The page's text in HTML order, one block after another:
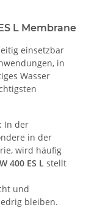
L Membrane
einsetzbar
in
Wasser
: In der
in der
wird häufig
400 ES L stellt
und
bleiben.